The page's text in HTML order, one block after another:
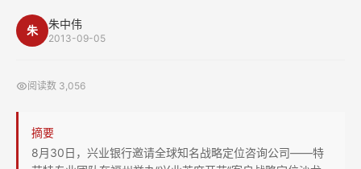
朱 朱中伟
2013-09-05
阅读数 3,056
摘要
8月30日，兴业银行邀请全球知名战略定位咨询公司——特